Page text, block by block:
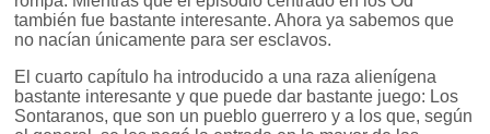
también fue bastante interesante. Ahora ya sabemos que
no nacían únicamente para ser esclavos.
El cuarto capítulo ha introducido a una raza alienígena
bastante interesante y que puede dar bastante juego: Los
Sontaranos, que son un pueblo guerrero y a los que, según